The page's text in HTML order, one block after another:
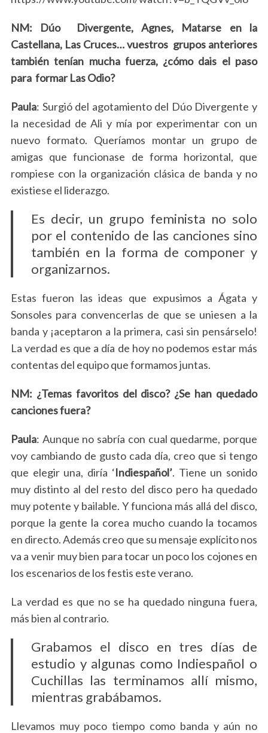
NM: Dúo Divergente, Agnes, Matarse en la
Castellana, Las Cruces… vuestros grupos anteriores
también tenían mucha fuerza, ¿cómo dais el paso
para formar Las Odio?
Paula: Surgió del agotamiento del Dúo Divergente y
la necesidad de Ali y mía por experimentar con un
nuevo formato. Queríamos montar un grupo de
amigas que funcionase de forma horizontal, que
rompiese con la organización clásica de banda y no
existiese el liderazgo.
Es decir, un grupo feminista no solo
por el contenido de las canciones sino
también en la forma de componer y
organizarnos.
Estas fueron las ideas que expusimos a Ágata y
Sonsoles para convencerlas de que se uniesen a la
banda y ¡aceptaron a la primera, casi sin pensárselo!
La verdad es que a día de hoy no podemos estar más
contentas del equipo que formamos juntas.
NM: ¿Temas favoritos del disco? ¿Se han quedado
canciones fuera?
Paula: Aunque no sabría con cual quedarme, porque
voy cambiando de gusto cada día, creo que si tengo
que elegir una, diría ‘Indiespañol’. Tiene un sonido
muy distinto al del resto del disco pero ha quedado
muy potente y bailable. Y funciona más allá del disco,
porque la gente la corea mucho cuando la tocamos
en directo. Además creo que su mensaje explícito nos
va a venir muy bien para tocar un poco los cojones en
los escenarios de los festis este verano.
La verdad es que no se ha quedado ninguna fuera,
más bien al contrario.
Grabamos el disco en tres días de
estudio y algunas como Indiespañol o
Cuchillas las terminamos allí mismo,
mientras grabábamos.
Llevamos muy poco tiempo como banda y aún no